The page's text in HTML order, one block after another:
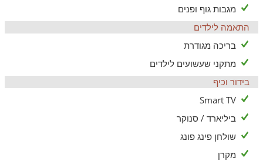
מגבות גוף ופנים
התאמה לילדים
בריכה מגודרת
מתקני שעשועים לילדים
בידור וכיף
Smart TV
ביליארד / סנוקר
שולחן פינג פונג
מקרן